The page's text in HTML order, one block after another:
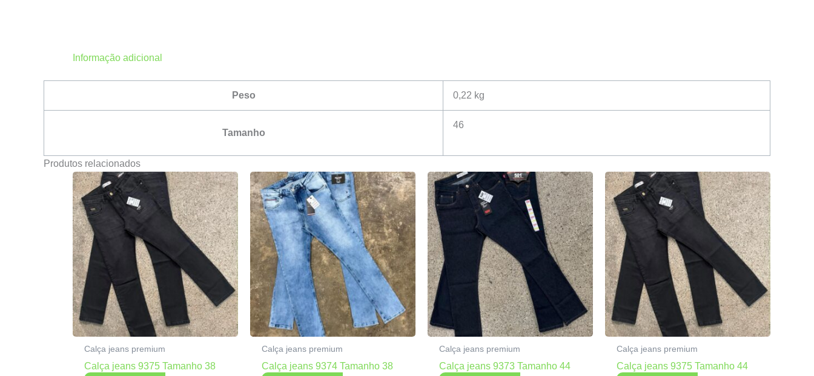
Informação adicional
Peso 0,22 kg
Tamanho
46
Produtos relacionados
Calça jeans premium
Calça jeans 9375 Tamanho 38
Calça jeans premium
Calça jeans 9374 Tamanho 38
Calça jeans premium
Calça jeans 9373 Tamanho 44
Calça jeans premium
Calça jeans 9375 Tamanho 44